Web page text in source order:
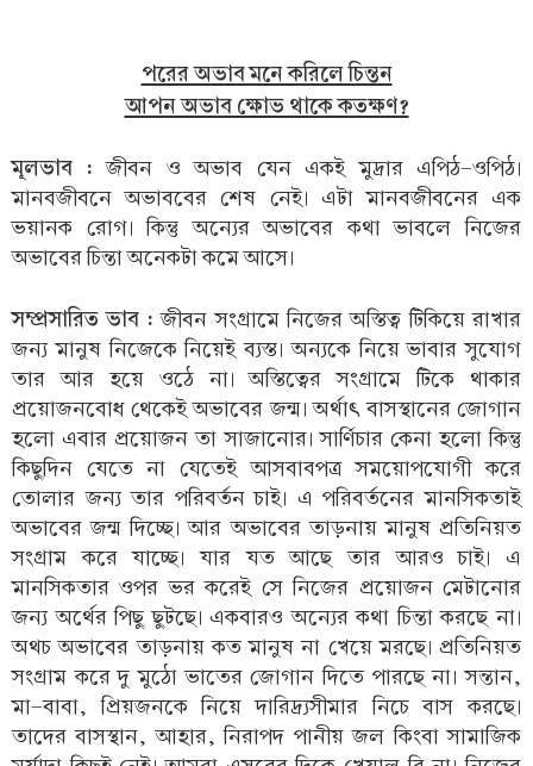
পরের অভাব মনে করিলে চিন্তন
আপন অভাব ক্ষোভ থাকে কতক্ষণ?
মূলভাব : জীবন ও অভাব যেন একই মুদ্রার এপিঠ-ওপিঠ।
মানবজীবনে অভাববের শেষ নেই। এটা মানবজীবনের এক
ভয়ানক রোগ। কিন্তু অন্যের অভাবের কথা ভাবলে নিজের
অভাবের চিন্তা অনেকটা কমে আসে।
সম্প্রসারিত ভাব : জীবন সংগ্রামে নিজের অস্তিত্ব টিকিয়ে রাখার
জন্য মানুষ নিজেকে নিয়েই ব্যস্ত। অন্যকে নিয়ে ভাবার সুযোগ
তার আর হয়ে ওঠে না। অস্তিত্বের সংগ্রামে টিকে থাকার
প্রয়োজনবোধ থেকেই অভাবের জন্ম। অর্থাৎ বাসস্থানের জোগান
হলো এবার প্রয়োজন তা সাজানোর। সার্ণিচার কেনা হলো কিন্তু
কিছুদিন যেতে না যেতেই আসবাবপত্র সময়োপযোগী করে
তোলার জন্য তার পরিবর্তন চাই। এ পরিবর্তনের মানসিকতাই
অভাবের জন্ম দিচ্ছে। আর অভাবের তাড়নায় মানুষ প্রতিনিয়ত
সংগ্রাম করে যাচ্ছে। যার যত আছে তার আরও চাই। এ
মানসিকতার ওপর ভর করেই সে নিজের প্রয়োজন মেটানোর
জন্য অর্থের পিছু ছুটছে। একবারও অন্যের কথা চিন্তা করছে না।
অথচ অভাবের তাড়নায় কত মানুষ না খেয়ে মরছে। প্রতিনিয়ত
সংগ্রাম করে দু মুঠো ভাতের জোগান দিতে পারছে না। সন্তান,
মা-বাবা, প্রিয়জনকে নিয়ে দারিদ্র্যসীমার নিচে বাস করছে।
তাদের বাসস্থান, আহার, নিরাপদ পানীয় জল কিংবা সামাজিক